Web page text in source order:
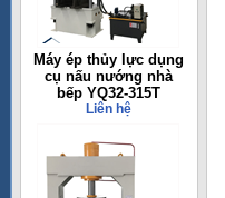
Máy ép thủy lực dụng
cụ nấu nướng nhà
bếp YQ32-315T
Liên hệ